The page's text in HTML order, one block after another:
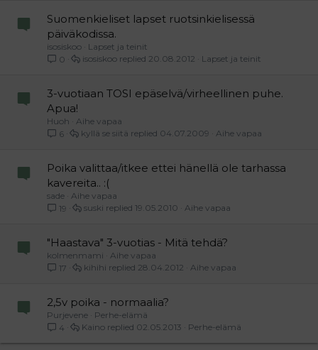
Suomenkieliset lapset ruotsinkielisessä
päiväkodissa.
isosiskoo
Lapset ja teinit
0
Lapset ja teinit
20.08.2012
isosiskoo
3-vuotiaan TOSI epäselvä/virheellinen puhe.
Apua!
Huoh
Aihe vapaa
6
Aihe vapaa
04.07.2009
kyllä se siitä
Poika valittaa/itkee ettei hänellä ole tarhassa
kavereita.. :(
sade
Aihe vapaa
19
Aihe vapaa
19.05.2010
suski
"Haastava" 3-vuotias - Mitä tehdä?
kolmenmami
Aihe vapaa
17
Aihe vapaa
28.04.2012
kihihi
2,5v poika - normaalia?
Purjevene
Perhe-elämä
4
Perhe-elämä
02.05.2013
Kaino